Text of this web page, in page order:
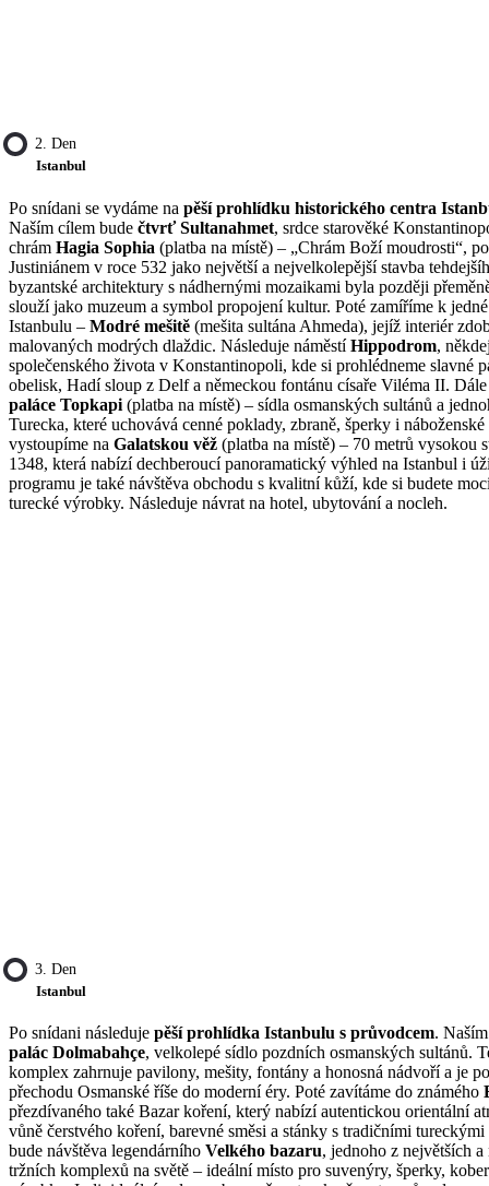
2. Den
Istanbul
Po snídani se vydáme na pěší prohlídku historického centra
Naším cílem bude čtvrť Sultanahmet, srdce starověké
chrám Hagia Sophia (platba na místě) – „Chrám Boží moudrosti“,
Justiniánem v roce 532 jako největší a nejvelkolepější stavba
byzantské architektury s nádhernými mozaikami byla později
slouží jako muzeum a symbol propojení kultur. Poté zamíříme k
Istanbulu – Modré mešitě (mešita sultána Ahmeda), jejíž interiér
malovaných modrých dlaždic. Následuje náměstíHippodrom,
společenského života v Konstantinopoli, kde si prohlédneme slavné
obelisk, Hadí sloup z Delf a německou fontánu císaře Viléma II. Dále
paláce Topkapi (platba na místě) – sídla osmanských sultánů a
Turecka, které uchovává cenné poklady, zbraně, šperky i
vystoupíme na Galatskou věž (platba na místě) – 70 metrů vysokou
1348, která nabízí dechberoucí panoramatický výhled na Istanbul i
programu je také návštěva obchodu s kvalitní kůží, kde si budete
turecké výrobky. Následuje návrat na hotel, ubytování a nocleh.
3. Den
Istanbul
Po snídani následuje pěší prohlídka Istanbulu s průvodcem.
palác Dolmabahçe, velkolepé sídlo pozdních osmanských sultánů.
komplex zahrnuje pavilony, mešity, fontány a honosná nádvoří a je
přechodu Osmanské říše do moderní éry. Poté zavítáme do známého
přezdívaného také Bazar koření, který nabízí autentickou orientální
vůně čerstvého koření, barevné směsi a stánky s tradičními
bude návštěva legendárního Velkého bazaru, jednoho z největších a
tržních komplexů na světě – ideální místo pro suvenýry, šperky,